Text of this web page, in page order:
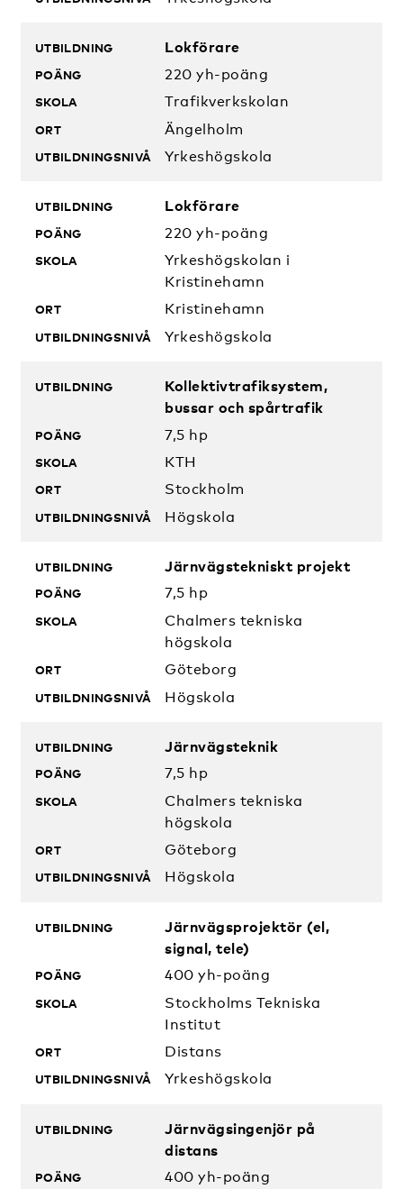
Lokförare
220 yh-poäng
Trafikverkskolan
Ängelholm
Yrkeshögskola
Lokförare
220 yh-poäng
Yrkeshögskolan i
Kristinehamn
Kristinehamn
Yrkeshögskola
Kollektivtrafiksystem,
bussar och spårtrafik
7,5 hp
KTH
Stockholm
Högskola
Järnvägstekniskt projekt
7,5 hp
Chalmers tekniska
högskola
Göteborg
Högskola
Järnvägsteknik
7,5 hp
Chalmers tekniska
högskola
Göteborg
Högskola
Järnvägsprojektör (el,
signal, tele)
400 yh-poäng
Stockholms Tekniska
Institut
Distans
Yrkeshögskola
Järnvägsingenjör på
distans
400 yh-poäng